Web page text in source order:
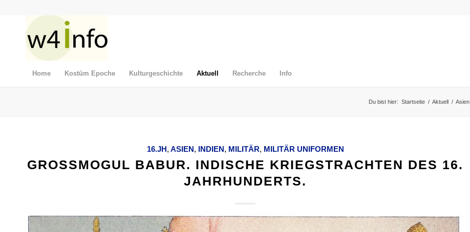
Home Kostüm Epoche Kulturgeschichte Aktuell Recherche Info
Du bist hier: Startseite / Aktuell / Asien
16.JH,ASIEN, INDIEN, MILITÄR, MILITÄR UNIFORMEN
GROSSMOGUL BABUR. INDISCHE KRIEGSTRACHTEN DES 16. J
AHRHUNDERTS.